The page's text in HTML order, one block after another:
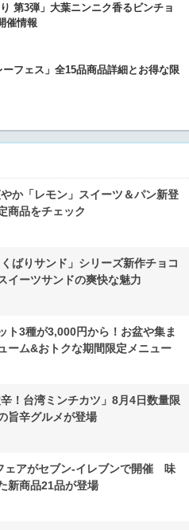
第3弾」大葉ニンニク香るビンチョ
催情報
ーフェス」全15品商品詳細とお得な限
か「レモン」スイーツ＆パン新登
商品をチェック
ばりサンド」シリーズ新作チョコ
イーツサンドの爽快な魅力
ト3種が3,000円から！お盆や集ま
ーム&おトクな期間限定メニュー
！台湾ミンチカツ」8月4日数量限
旨辛グルメが登場
ェアがセブン-イレブンで開催 味
新商品21品が登場